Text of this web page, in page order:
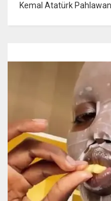
Kemal Atatürk